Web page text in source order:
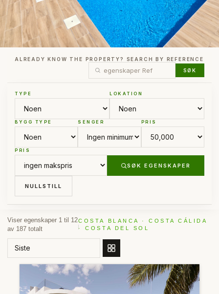
ALREADY KNOW THE PROPERTY? SEARCH BY REFERENCE
SØK
TYPE LOKATION
BYGG TYPE SENGER PRIS
PRIS
SØK EGENSKAPER
NULLSTILL
Viser egenskaper 1 til 12
av 187 totalt
COSTA BLANCA · COSTA CÁLIDA
· COSTA DEL SOL
BESTILL ETTER